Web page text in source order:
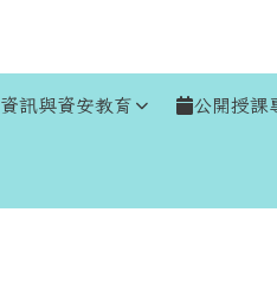
資訊與資安教育 公開授課